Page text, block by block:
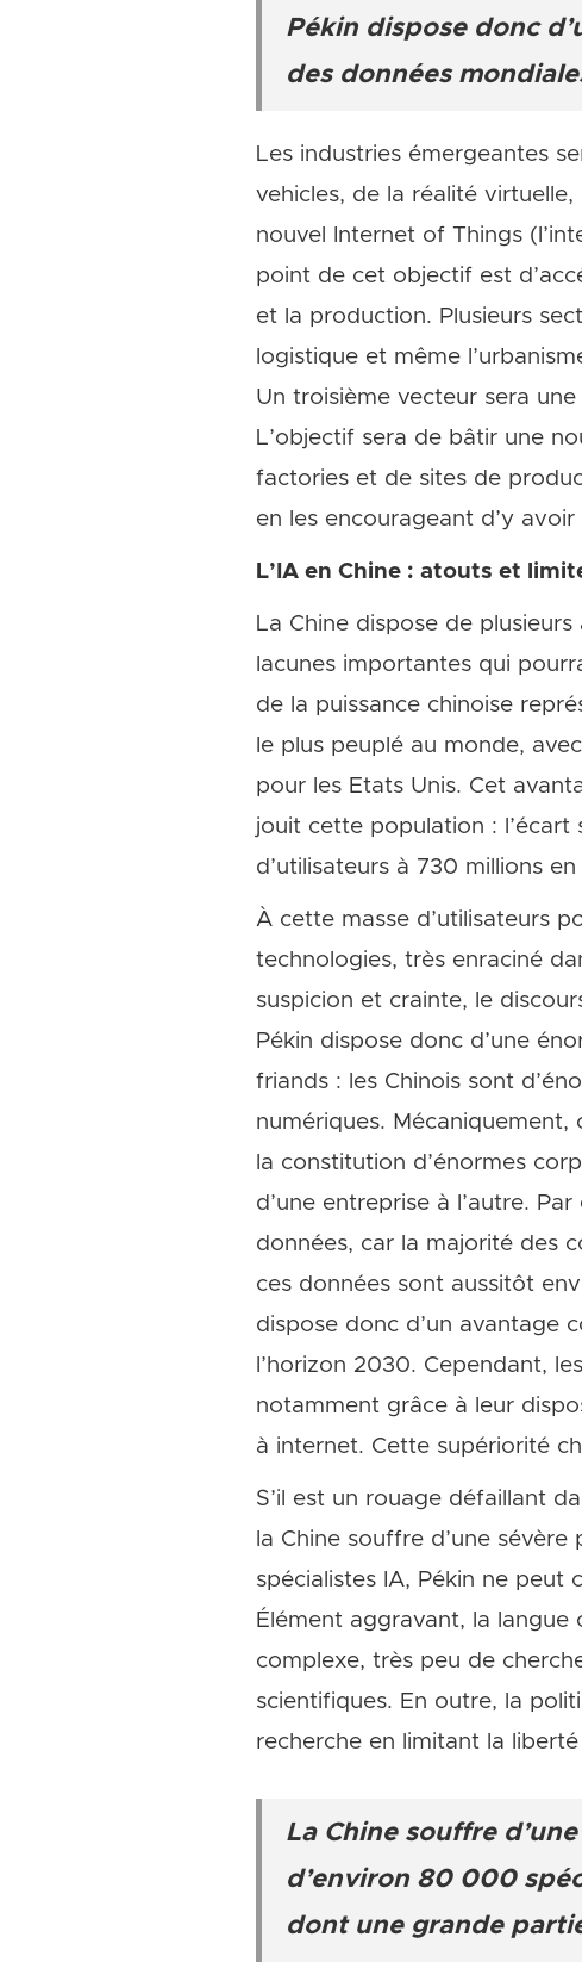
Pékin dispose donc
des données
Les industries émergeantes
vehicles, de la réalité
nouvel Internet of Things
point de cet objectif est
et la production. Plusieurs
logistique et même
Un troisième vecteur sera
L’objectif sera de bâtir une
factories et de sites de
en les encourageant d’y avoir
L’IA en Chine : atouts et
La Chine dispose de
lacunes importantes qui
de la puissance chinoise
le plus peuplé au monde,
pour les Etats Unis. Cet
jouit cette population : l’écart
d’utilisateurs à 730 millions
À cette masse d’utilisateurs
technologies, très enraciné
suspicion et crainte, le
Pékin dispose donc d’une
friands : les Chinois sont
numériques.
la constitution d’énormes
d’une entreprise à l’autre.
données, car la majorité des
ces données sont aussitôt
dispose donc d’un avantage
l’horizon 2030. Cependant,
notamment grâce à leur
à internet. Cette supériorité
S’il est un rouage défaillant
la Chine souffre d’une
spécialistes IA, Pékin ne peut
Élément aggravant, la
complexe, très peu de
scientifiques. En outre, la
recherche en limitant la
La Chine souffre
d’environ 80 000
dont une grande